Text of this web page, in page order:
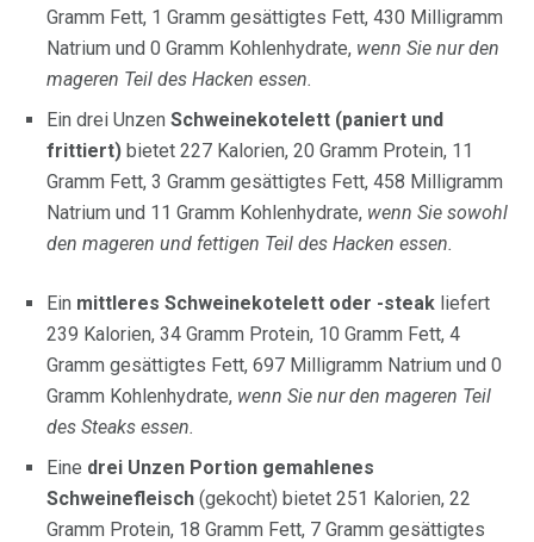
Gramm Fett, 1 Gramm gesättigtes Fett, 430 Milligramm
Natrium und 0 Gramm Kohlenhydrate, wenn Sie nur den
mageren Teil des Hacken essen.
Ein drei Unzen Schweinekotelett (paniert und
frittiert) bietet 227 Kalorien, 20 Gramm Protein, 11
Gramm Fett, 3 Gramm gesättigtes Fett, 458 Milligramm
Natrium und 11 Gramm Kohlenhydrate, wenn Sie sowohl
den mageren und fettigen Teil des Hacken essen.
Ein mittleres Schweinekotelett oder -steak liefert
239 Kalorien, 34 Gramm Protein, 10 Gramm Fett, 4
Gramm gesättigtes Fett, 697 Milligramm Natrium und 0
Gramm Kohlenhydrate, wenn Sie nur den mageren Teil
des Steaks essen.
Eine drei Unzen Portion gemahlenes
Schweinefleisch (gekocht) bietet 251 Kalorien, 22
Gramm Protein, 18 Gramm Fett, 7 Gramm gesättigtes